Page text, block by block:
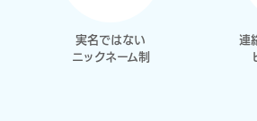
実名ではない
ニックネーム制
連